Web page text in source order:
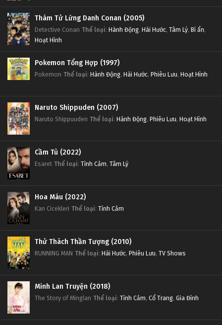
Thám Tử Lừng Danh Conan (2005)
Detective Conan Thể loại: Hành Động, Hài Hước, Tâm Lý, Bí ẩn,
Hoạt Hình
Pokemon Tổng Hợp (1997)
Pokemon Thể loại: Hành Động, Hài Hước, Phiêu Lưu, Hoạt Hình
Naruto Shippuden (2007)
Naruto Shippuuden Thể loại: Hành Động, Phiêu Lưu, Hoạt Hình
Cầm Tù (2022)
Esaret Thể loại: Tình Cảm, Tâm Lý
Hoa Máu (2022)
Kan Cicekleri Thể loại: Tình Cảm
Thử Thách Thần Tượng (2010)
RUNNING MAN Thể loại: Hài Hước, Phiêu Lưu, TV Shows
Minh Lan Truyện (2018)
The Story of Minglan Thể loại: Tình Cảm, Cổ Trang, Gia Đình